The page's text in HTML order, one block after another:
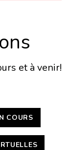
et à venir!
COURS